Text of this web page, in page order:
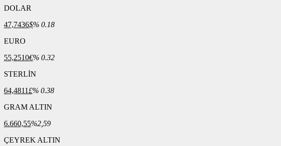
DOLAR
47,7436$% 0.18
EURO
55,2510€% 0.32
STERLİN
64,4811£% 0.38
GRAM ALTIN
6.660,55%2,59
ÇEYREK ALTIN